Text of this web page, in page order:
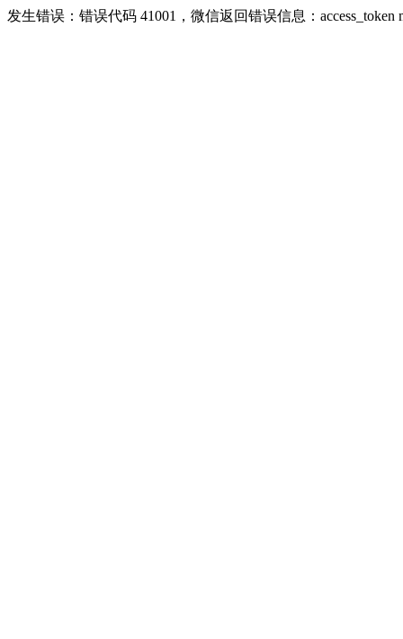
发生错误：错误代码 41001，微信返回错误信息：access_token